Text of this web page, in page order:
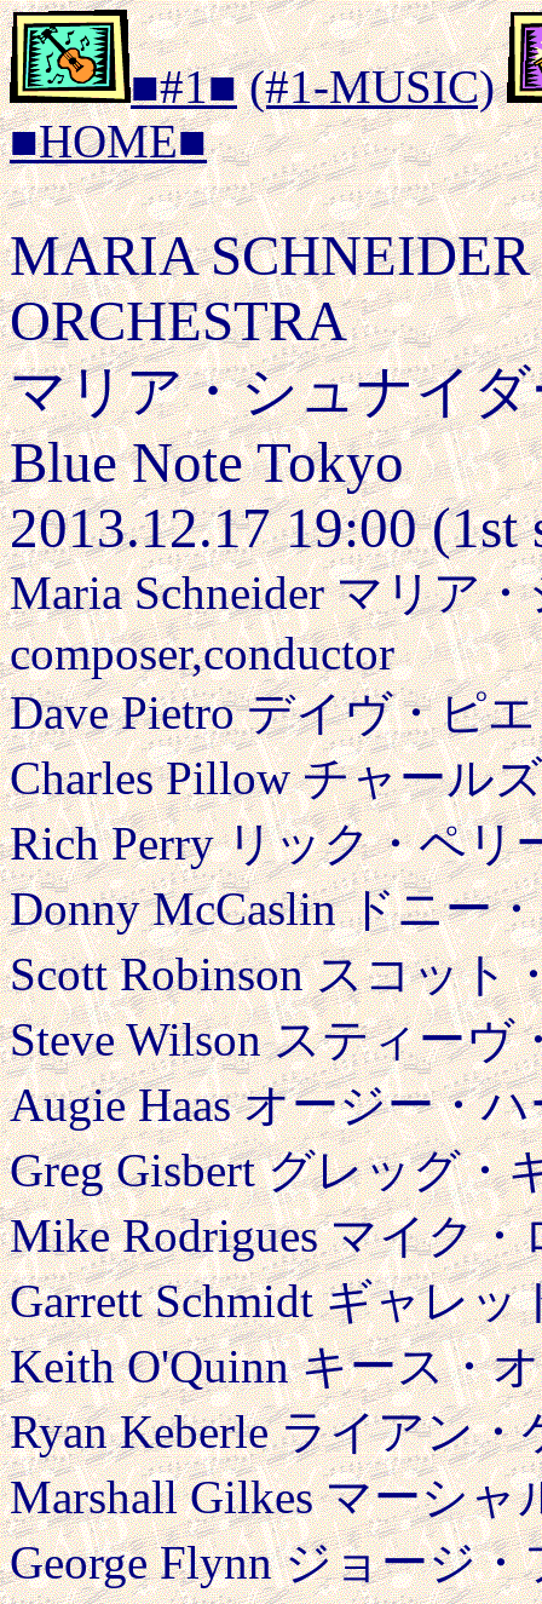
■#1■ (#1-MUSIC)
■HOME■
MARIA SCHNEIDER
ORCHESTRA
マリア・シュナイ
Blue Note Tokyo
2013.12.17 19:00 (1st
Maria Schneider マリア
composer,conductor
Dave Pietro デイヴ・ピ
Charles Pillow チャール
Rich Perry リック・ペリ
Donny McCaslin ドニー
Scott Robinson スコット
Steve Wilson スティーヴ
Augie Haas オージー・
Greg Gisbert グレッグ・
Mike Rodrigues マイク
Garrett Schmidt ギャレ
Keith O'Quinn キース・
Ryan Keberle ライアン
Marshall Gilkes マーシ
George Flynn ジョージ